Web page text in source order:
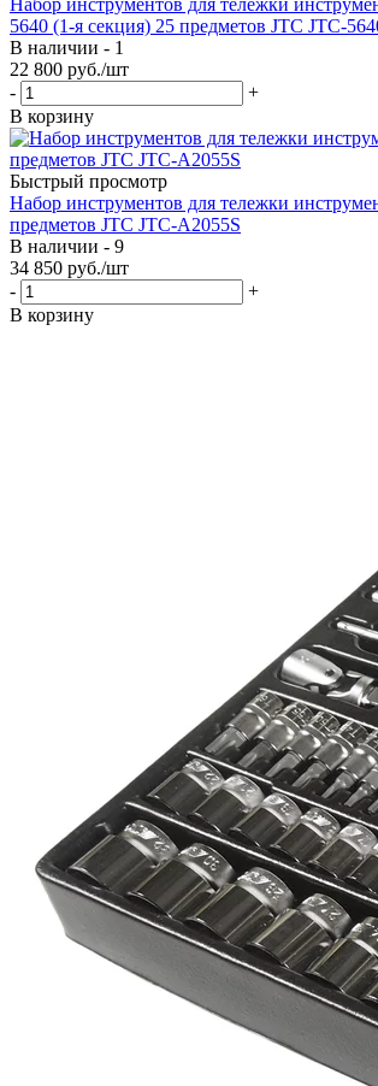
5640 (1-я секция) 25 предметов JTC JTC-
В наличии - 1
22 800 руб./шт
-
+
В корзину
Быстрый просмотр
Набор инструментов для тележки
предметов JTC JTC-A2055S
В наличии - 9
34 850 руб./шт
-
+
В корзину